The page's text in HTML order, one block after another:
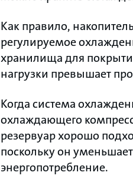
Как правило,
регулируемое
хранилища для
нагрузки превышает
Когда система
охлаждающего
резервуар хорошо
поскольку он
энергопотребление.